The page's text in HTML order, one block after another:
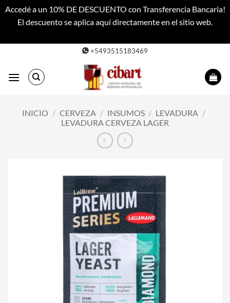
Accedé a un 10% DE DESCUENTO con Transferencia Bancaria!
El descuento se aplica aquí directamente en el sitio web.
contenido
+5493515183469
INICIO / CERVEZA / INSUMOS / LEVADURA /
LEVADURA CERVEZA LAGER